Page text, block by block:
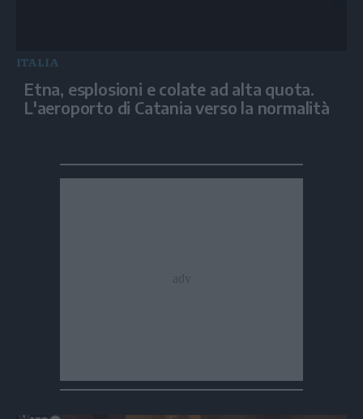
ITALIA
Etna, esplosioni e colate ad alta quota.
L'aeroporto di Catania verso la normalità